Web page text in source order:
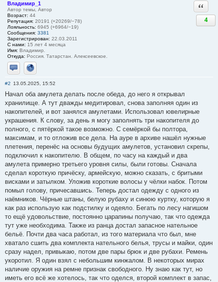
Владимир_1
Автор темы, Автор
Возраст: 44
Репутация: 20191 (+20269/−78)
Лояльность: 6945 (+6964/−19)
Сообщения: 3381
Зарегистрирован: 22.03.2011
С нами: 15 лет 4 месяца
Имя: Владимир.
Откуда: Россия. Татарстан. Алексеевское.
Отправить личное сообщение
Сайт
4
#2 13.05.2025, 15:52
Начал оба амулета делать после обеда, до него я открывал
хранилище. А тут дважды медитировал, снова заполняя один из
накопителей, и вот занялся амулетами. Использовал ювелирные
украшения. К слову, за день я могу заполнять три накопителя до
полного, с пятёркой такое возможно. С семёркой бы полтора,
максимам, и то отложив все дела. На ауре в архиве нашёл нужные
плетения, перенёс на основы будущих амулетов, установил скрепы,
подключил к накопителю. В общем, по часу на каждый и два
амулета примерно третьего уровня силы, были готовы. Сначала
сделал короткую причёску, армейскую, можно сказать, с бритыми
висками и затылком. Уложив короткие волосы у чёлки набок. Потом
помыл голову, причесавшись. Теперь достал одежду с одного из
наёмников. Чёрные штаны, белую рубаху и синюю куртку, которую я
как раз использую как подстилку и одеяло. Бегать по лесу нагишом
то ещё удовольствие, постоянно царапины получаю, так что одежда
тут уже необходима. Также из ранца достал запасное нательное
бельё. Почти два часа работал, из того материала что был, мне
хватало сшить два комплекта нательного белья, трусы и майки, один
сразу надел, привыкаю, потом две пары брюк и две рубахи. Ремень
укоротил. Я один взял с небольшим кинжалом. В некоторых мирах
наличие оружия на ремне признак свободного. Ну знаю как тут, но
иметь его всё же хотелось, так что оделся, второй комплект в запас,